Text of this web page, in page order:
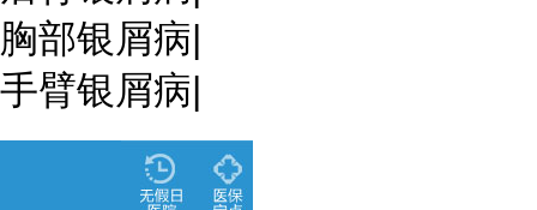
胸部银屑病|
手臂银屑病|